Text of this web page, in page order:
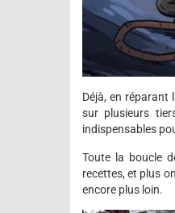
Déjà, en réparant
sur plusieurs
indispensables
Toute la boucle
recettes, et plus
encore plus loin.